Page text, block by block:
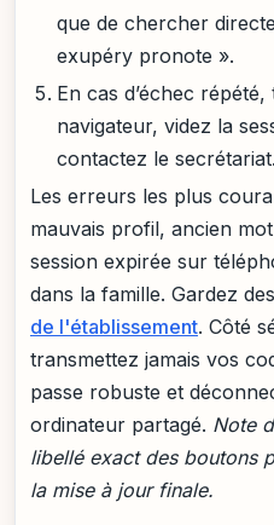
que de chercher
exupéry pronote ».
En cas d’échec
navigateur, videz la
contactez le secrétariat.
Les erreurs les plus
mauvais profil, ancien
session expirée sur
dans la famille. Gardez
de l'établissement. Côté
transmettez jamais vos
passe robuste et
ordinateur partagé. Note
libellé exact des boutons
la mise à jour finale.